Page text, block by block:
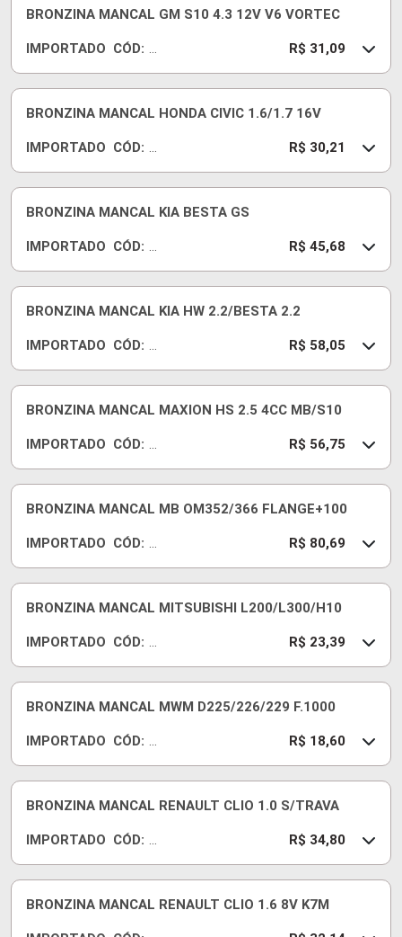
27
S
D
BRONZINA MANCAL GM S10 4.3 12V V6 VORTEC
IMPORTADO CÓD: R
C
31
S
D
R$ 31,09
BRONZINA MANCAL HONDA CIVIC 1.6/1.7 16V
IMPORTADO CÓD: R
C
67
07
R$ 30,21
BRONZINA MANCAL KIA BESTA GS
IMPORTADO CÓD: R
C
02
05
R$ 45,68
BRONZINA MANCAL KIA HW 2.2/BESTA 2.2
IMPORTADO CÓD: R
C
07
S
D
R$ 58,05
BRONZINA MANCAL MAXION HS 2.5 4CC MB/S10
IMPORTADO CÓD: R
C
79
S
D
R$ 56,75
BRONZINA MANCAL MB OM352/366 FLANGE+100
IMPORTADO CÓD: B
06
16
R$ 80,69
BRONZINA MANCAL MITSUBISHI L200/L300/H10
IMPORTADO CÓD: R
C
54
07
R$ 23,39
BRONZINA MANCAL MWM D225/226/229 F.1000
IMPORTADO CÓD: R
C
31
P
T
D
R$ 18,60
BRONZINA MANCAL RENAULT CLIO 1.0 S/TRAVA
IMPORTADO CÓD: R
C
35
R$ 34,80
BRONZINA MANCAL RENAULT CLIO 1.6 8V K7M